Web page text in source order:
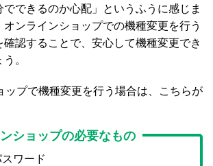
できるのか心配」というふうに感じま
ンラインショップでの機種変更を行う
認することで、安心して機種変更でき
。
ップで機種変更を行う場合は、こちらが
ショップの必要なもの
ワード